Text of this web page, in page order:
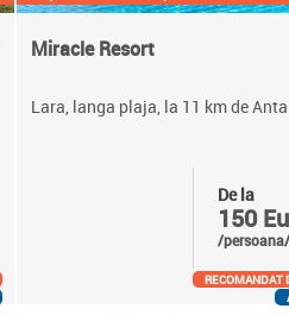
Miracle Resort
Lara, langa plaja, la 11 km de
De la
150
/
RECOMANDAT